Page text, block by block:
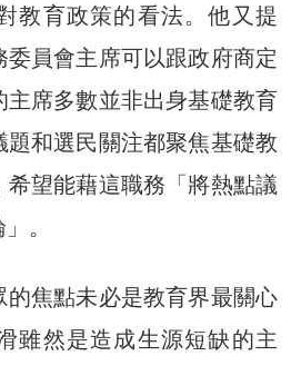
教育政策的看法。他又提
員會主席可以跟政府商定
席多數並非出身基礎教育
和選民關注都聚焦基礎教
望能藉這職務「將熱點議
。
焦點未必是教育界最關心
雖然是造成生源短缺的主